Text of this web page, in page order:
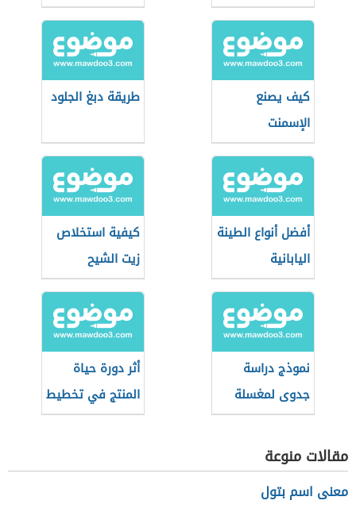
كيف يصنع
الإسمنت
طريقة دبغ الجلود
أفضل أنواع الطينة
اليابانية
كيفية استخلاص
زيت الشيح
نموذج دراسة
جدوى لمغسلة
سيارات
أثر دورة حياة
المنتج في تخطيط
المنتجات
مقالات منوعة
معنى اسم بتول